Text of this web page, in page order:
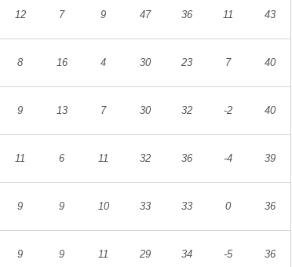
12 7 9 47 36 11 43
8 16 4 30 23 7 40
9 13 7 30 32 -2 40
11 6 11 32 36 -4 39
9 9 10 33 33 0 36
9 9 11 29 34 -5 36